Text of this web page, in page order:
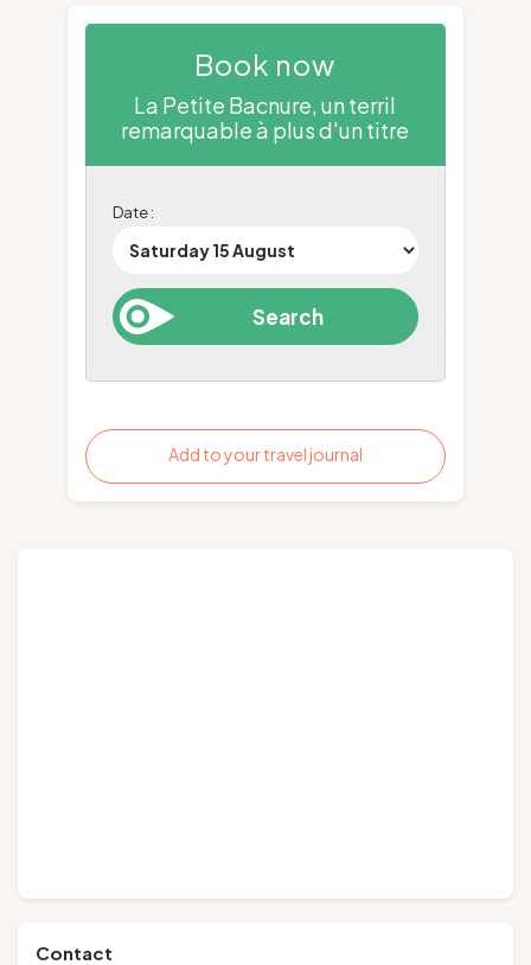
Book now
La Petite Bacnure, un terril
remarquable à plus d'un titre
Date :
Add to your travel journal
Contact